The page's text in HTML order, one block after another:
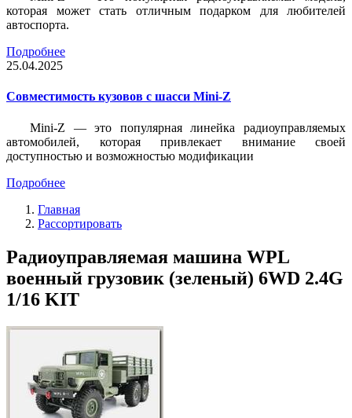
которая может стать отличным подарком для любителей
автоспорта.
Подробнее
25.04.2025
Совместимость кузовов с шасси Mini-Z
Mini-Z — это популярная линейка радиоуправляемых
автомобилей, которая привлекает внимание своей
доступностью и возможностью модификации
Подробнее
Главная
Рассортировать
Радиоуправляемая машина WPL
военный грузовик (зеленый) 6WD 2.4G
1/16 KIT